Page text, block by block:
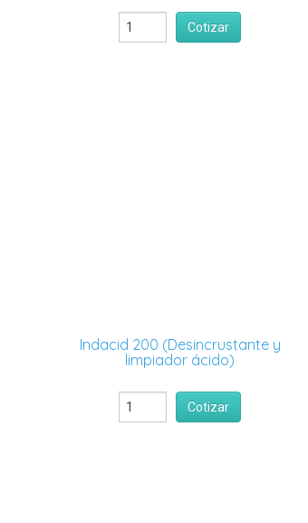
Cotizar
Indacid 200 (Desincrustante y
limpiador ácido)
Cotizar